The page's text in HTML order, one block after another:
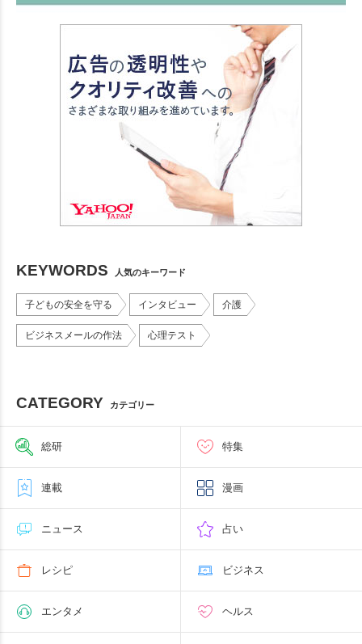
KEYWORDS 人気のキーワード
子どもの安全を守る インタビュー 介護
ビジネスメールの作法 心理テスト
CATEGORY カテゴリー
総研 特集
連載 漫画
ニュース 占い
レシピ ビジネス
エンタメ ヘルス